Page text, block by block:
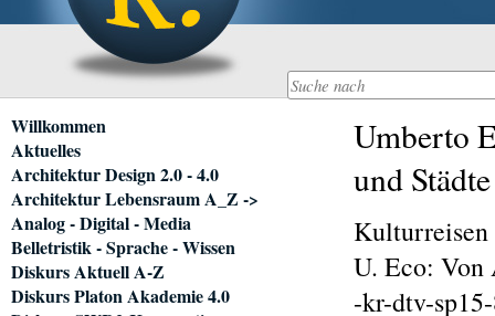
Umberto
und Städte
Kulturreisen
U. Eco:
-kr-dtv-
Navigation
überspringen
Willkommen
Aktuelles
Architektur Design 2.0 - 4.0
Architektur Lebensraum A_Z ->
Analog - Digital - Media
Belletristik - Sprache - Wissen
Diskurs Aktuell A-Z
Diskurs Platon Akademie 4.0